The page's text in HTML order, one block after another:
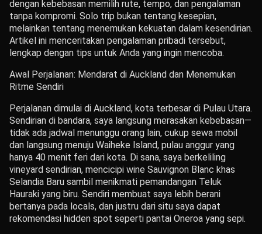
dengan kebebasan memilih rute, tempo, dan pengalaman
tanpa kompromi. Solo trip bukan tentang kesepian,
melainkan tentang menemukan kekuatan dalam kesendirian.
Artikel ini menceritakan pengalaman pribadi tersebut,
lengkap dengan tips untuk Anda yang ingin mencoba.
Awal Perjalanan: Mendarat di Auckland dan Menemukan
Ritme Sendiri
Perjalanan dimulai di Auckland, kota terbesar di Pulau Utara.
Sendirian di bandara, saya langsung merasakan kebebasan—
tidak ada jadwal menunggu orang lain, cukup sewa mobil
dan langsung menuju Waiheke Island, pulau anggur yang
hanya 40 menit feri dari kota. Di sana, saya berkeliling
vineyard sendirian, mencicipi wine Sauvignon Blanc khas
Selandia Baru sambil menikmati pemandangan Teluk
Hauraki yang biru. Sendiri membuat saya lebih berani
bertanya pada locals, dan justru dari situ saya dapat
rekomendasi hidden spot seperti pantai Oneroa yang sepi.